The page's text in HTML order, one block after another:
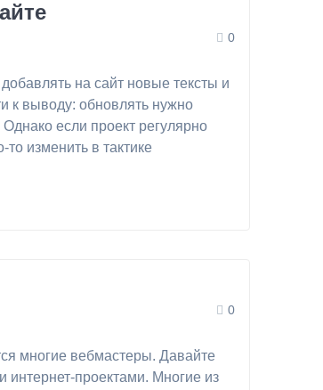
0
на сайт новые тексты и
к выводу: обновлять нужно
если проект регулярно
изменить в тактике
0
многие вебмастеры. Давайте
проектами. Многие из